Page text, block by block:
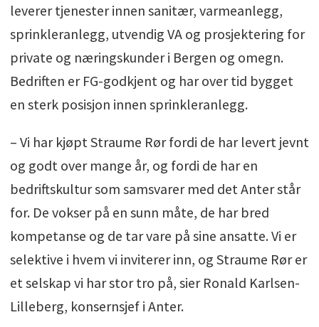
leverer tjenester innen sanitær, varmeanlegg,
sprinkleranlegg, utvendig VA og prosjektering for
private og næringskunder i Bergen og omegn.
Bedriften er FG-godkjent og har over tid bygget
en sterk posisjon innen sprinkleranlegg.
– Vi har kjøpt Straume Rør fordi de har levert jevnt
og godt over mange år, og fordi de har en
bedriftskultur som samsvarer med det Anter står
for. De vokser på en sunn måte, de har bred
kompetanse og de tar vare på sine ansatte. Vi er
selektive i hvem vi inviterer inn, og Straume Rør er
et selskap vi har stor tro på, sier Ronald Karlsen-
Lilleberg, konsernsjef i Anter.